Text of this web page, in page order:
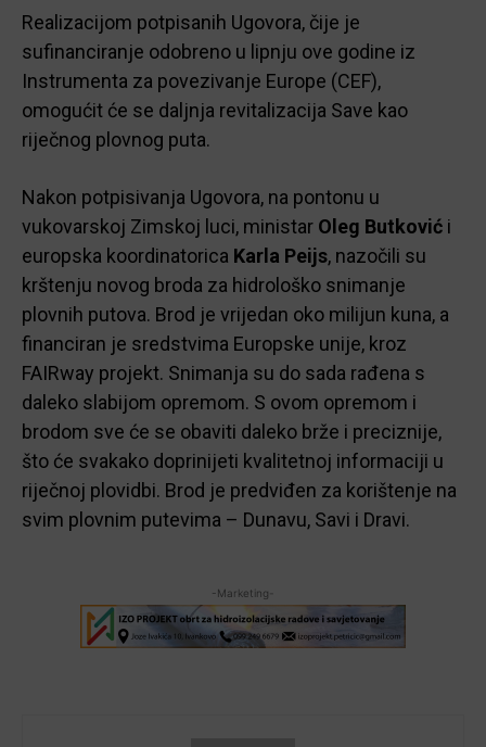
Realizacijom potpisanih Ugovora, čije je
sufinanciranje odobreno u lipnju ove godine iz
Instrumenta za povezivanje Europe (CEF),
omogućit će se daljnja revitalizacija Save kao
riječnog plovnog puta.
Nakon potpisivanja Ugovora, na pontonu u
vukovarskoj Zimskoj luci, ministar Oleg Butković i
europska koordinatorica Karla Peijs, nazočili su
krštenju novog broda za hidrološko snimanje
plovnih putova. Brod je vrijedan oko milijun kuna, a
financiran je sredstvima Europske unije, kroz
FAIRway projekt. Snimanja su do sada rađena s
daleko slabijom opremom. S ovom opremom i
brodom sve će se obaviti daleko brže i preciznije,
što će svakako doprinijeti kvalitetnoj informaciji u
riječnoj plovidbi. Brod je predviđen za korištenje na
svim plovnim putevima – Dunavu, Savi i Dravi.
-Marketing-